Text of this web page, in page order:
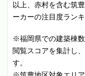
以上、赤村を含む筑
ーカーの注目度ランキ
※福岡県での建築棟
閲覧スコアを集計し
す。